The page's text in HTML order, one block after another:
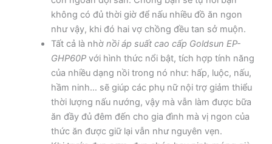
không có đủ thời giờ để nấu nhiều đồ ăn ngon
như vậy, khi đó hai vợ chồng đều tan sở muộn.
Tất cả là nhờ nồi áp suất cao cấp Goldsun EP-
GHP60Pvới hình thức nổi bật, tích hợp tính năng
của nhiều dạng nồi trong nó như: hấp, luộc, nấu,
hầm ninh… sẽ giúp các phụ nữ nội trợ giảm thiểu
thời lượng nấu nướng, vậy mà vẫn làm được bữa
ăn đầy đủ đêm đến cho gia đình mà vị ngon của
thức ăn được giữ lại vẫn như nguyên vẹn.